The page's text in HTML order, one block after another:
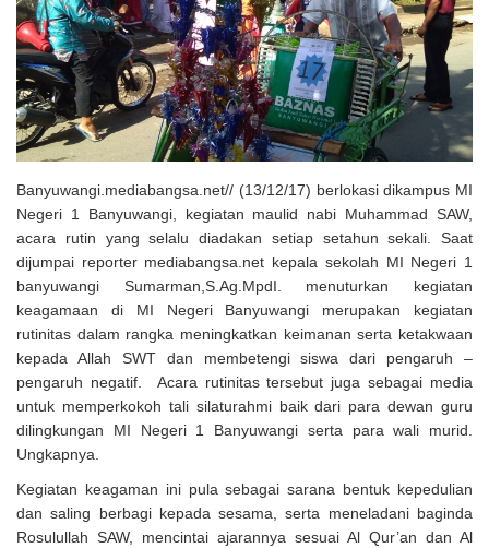
Uji Coba Program NADI JKN
Banyuwangi.mediabangsa.net// (13/12/17) berlokasi dikampus MI
Negeri 1 Banyuwangi, kegiatan maulid nabi Muhammad SAW,
acara rutin yang selalu diadakan setiap setahun sekali. Saat
dijumpai reporter mediabangsa.net kepala sekolah MI Negeri 1
banyuwangi Sumarman,S.Ag.MpdI. menuturkan kegiatan
keagamaan di MI Negeri Banyuwangi merupakan kegiatan
rutinitas dalam rangka meningkatkan keimanan serta ketakwaan
kepada Allah SWT dan membetengi siswa dari pengaruh –
pengaruh negatif. Acara rutinitas tersebut juga sebagai media
untuk memperkokoh tali silaturahmi baik dari para dewan guru
dilingkungan MI Negeri 1 Banyuwangi serta para wali murid.
Ungkapnya.
Kegiatan keagaman ini pula sebagai sarana bentuk kepedulian
dan saling berbagi kepada sesama, serta meneladani baginda
Rosulullah SAW, mencintai ajarannya sesuai Al Qur’an dan Al